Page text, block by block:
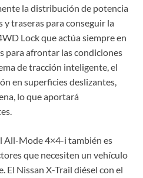
la distribución de potencia
traseras para conseguir la
Lock que actúa siempre en
para afrontar las condiciones
de tracción inteligente, el
en superficies deslizantes,
lo que aportará
All-Mode 4×4-i también es
que necesiten un vehículo
El Nissan X-Trail diésel con el